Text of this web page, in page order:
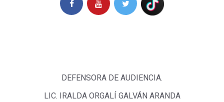
DEFENSORA DE AUDIENCIA.
LIC. IRALDA ORGALÍ GALVÁN ARANDA